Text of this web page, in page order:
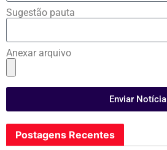
Sugestão pauta
Anexar arquivo
Enviar Notícia
Postagens Recentes